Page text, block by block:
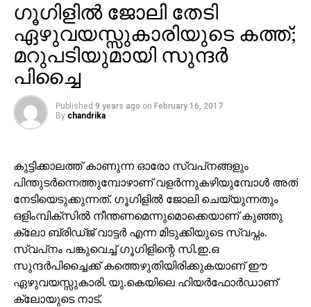
ഗൂഗിളില്‍ ജോലി തേടി
ഏഴുവയസ്സുകാരിയുടെ കത്ത്;
മറുപടിയുമായി സുന്ദര്‍
പിച്ചൈ
Published 9 years ago on February 16, 2017
By chandrika
കുട്ടിക്കാലത്ത് കാണുന്ന ഓരോ സ്വപ്‌നങ്ങളും
പിന്തുടര്‍ന്നെത്തുമ്പോഴാണ് വളര്‍ന്നുകഴിയുമ്പോള്‍ അത്
നേടിയെടുക്കുന്നത്. ഗൂഗിളില്‍ ജോലി ചെയ്യുന്നതും
ഒളിംമ്പിക്‌സില്‍ നീന്തണമെന്നുമൊക്കെയാണ് കുഞ്ഞു
ക്ലോ ബ്രിഡ്ജ് വാട്ടര്‍ എന്ന മിടുക്കിയുടെ സ്വപ്നം.
സ്വപ്‌നം പങ്കുവെച്ച് ഗൂഗിളിന്റെ സി.ഇ.ഒ
സുന്ദര്‍പിച്ചൈക്ക് കത്തെഴുതിയിരിക്കുകയാണ് ഈ
ഏഴുവയസ്സുകാരി. യു.കെയിലെ ഹിയര്‍ഫോര്‍ഡാണ്
ക്ലോയുടെ നാട്.